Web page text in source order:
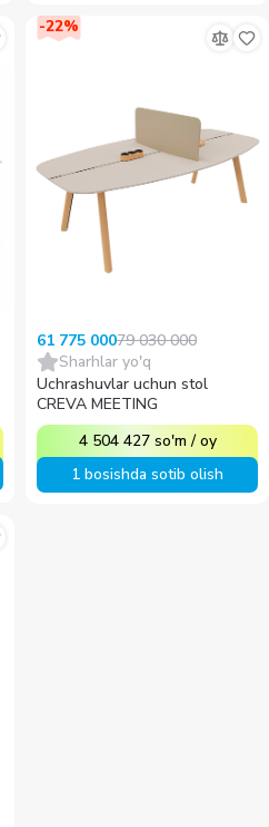
-22%
61 775 00079 030 000
Sharhlar yo'q
Uchrashuvlar uchun stol
CREVA MEETING
4 504 427 so'm /oy
1 bosishda sotib olish